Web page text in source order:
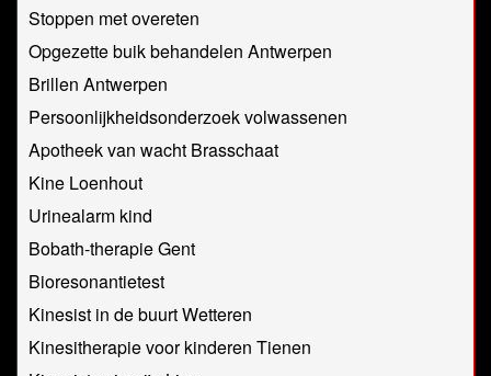
Stoppen met overeten
Opgezette buik behandelen Antwerpen
Brillen Antwerpen
Persoonlijkheidsonderzoek volwassenen
Apotheek van wacht Brasschaat
Kine Loenhout
Urinealarm kind
Bobath-therapie Gent
Bioresonantietest
Kinesist in de buurt Wetteren
Kinesitherapie voor kinderen Tienen